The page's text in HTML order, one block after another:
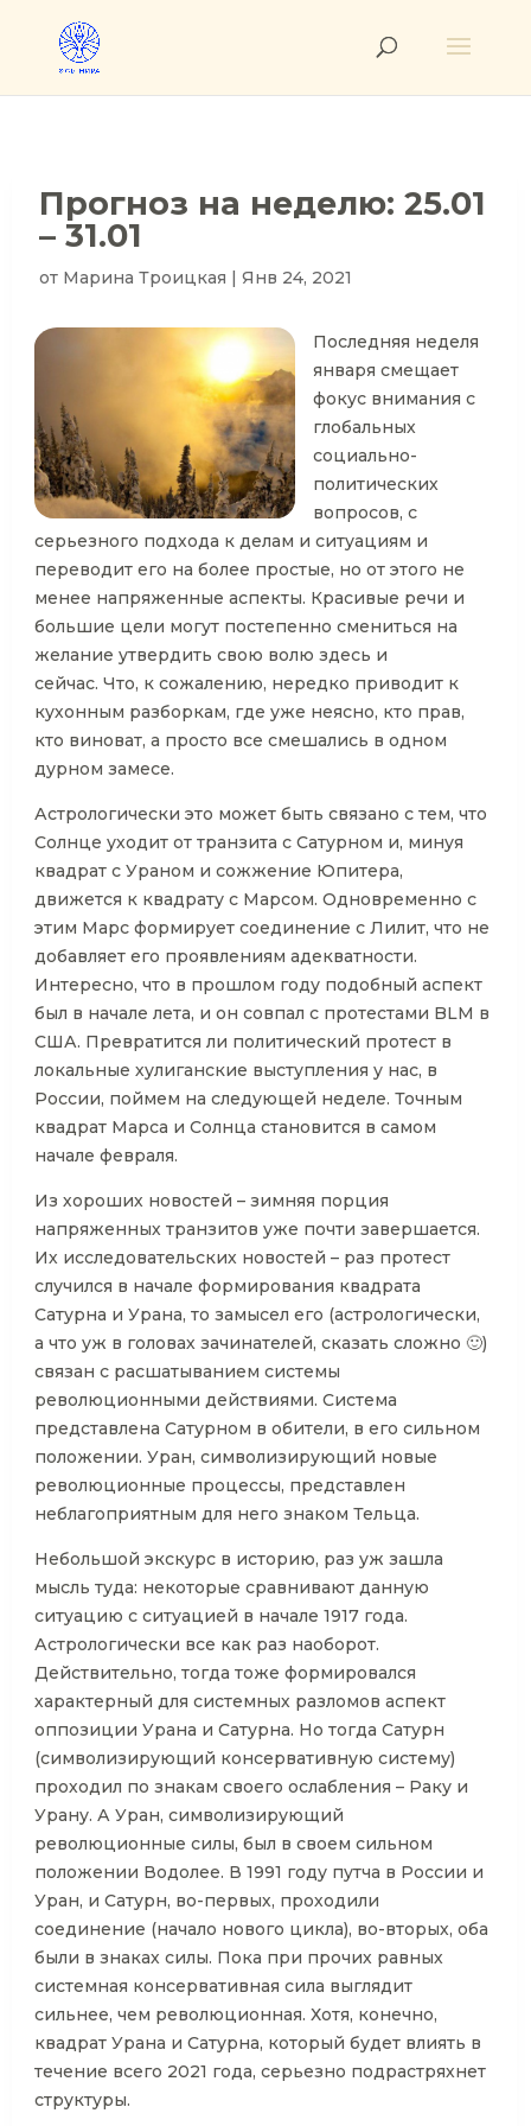
Прогноз на неделю: 25.01
– 31.01
от Марина Троицкая | Янв 24, 2021
Последняя неделя
января смещает
фокус внимания с
глобальных
социально-
политических
вопросов, с
серьезного подхода к делам и ситуациям и
переводит его на более простые, но от этого не
менее напряженные аспекты. Красивые речи и
большие цели могут постепенно смениться на
желание утвердить свою волю здесь и
сейчас. Что, к сожалению, нередко приводит к
кухонным разборкам, где уже неясно, кто прав,
кто виноват, а просто все смешались в одном
дурном замесе.
Астрологически это может быть связано с тем, что
Солнце уходит от транзита с Сатурном и, минуя
квадрат с Ураном и сожжение Юпитера,
движется к квадрату с Марсом. Одновременно с
этим Марс формирует соединение с Лилит, что не
добавляет его проявлениям адекватности.
Интересно, что в прошлом году подобный аспект
был в начале лета, и он совпал с протестами BLM в
США. Превратится ли политический протест в
локальные хулиганские выступления у нас, в
России, поймем на следующей неделе. Точным
квадрат Марса и Солнца становится в самом
начале февраля.
Из хороших новостей – зимняя порция
напряженных транзитов уже почти завершается.
Их исследовательских новостей – раз протест
случился в начале формирования квадрата
Сатурна и Урана, то замысел его (астрологически,
а что уж в головах зачинателей, сказать сложно 🙂)
связан с расшатыванием системы
революционными действиями. Система
представлена Сатурном в обители, в его сильном
положении. Уран, символизирующий новые
революционные процессы, представлен
неблагоприятным для него знаком Тельца.
Небольшой экскурс в историю, раз уж зашла
мысль туда: некоторые сравнивают данную
ситуацию с ситуацией в начале 1917 года.
Астрологически все как раз наоборот.
Действительно, тогда тоже формировался
характерный для системных разломов аспект
оппозиции Урана и Сатурна. Но тогда Сатурн
(символизирующий консервативную систему)
проходил по знакам своего ослабления – Раку и
Урану. А Уран, символизирующий
революционные силы, был в своем сильном
положении Водолее. В 1991 году путча в России и
Уран, и Сатурн, во-первых, проходили
соединение (начало нового цикла), во-вторых, оба
были в знаках силы. Пока при прочих равных
системная консервативная сила выглядит
сильнее, чем революционная. Хотя, конечно,
квадрат Урана и Сатурна, который будет влиять в
течение всего 2021 года, серьезно подрастряхнет
структуры.